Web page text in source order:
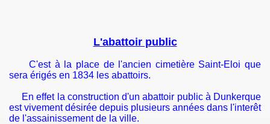
L'abattoir public
C'est à la place de l'ancien cimetière Saint-Eloi que
sera érigés en 1834 les abattoirs.
En effet la construction d'un abattoir public à Dunkerque
est vivement désirée depuis plusieurs années dans l'interêt
de l'assainissement de la ville.
Basse-Ville